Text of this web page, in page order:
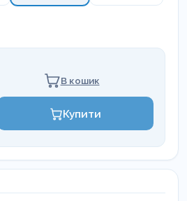
В кошик
Купити